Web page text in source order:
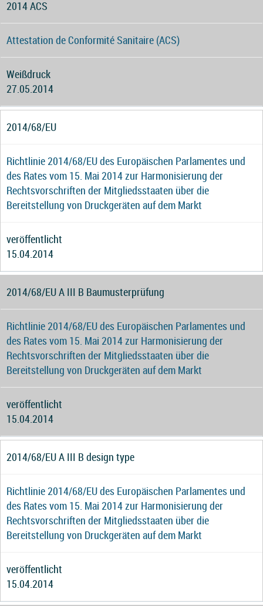
2014 ACS
Attestation de Conformité Sanitaire (ACS)
Weißdruck
27.05.2014
2014/68/EU
Richtlinie 2014/68/EU des Europäischen Parlamentes und
des Rates vom 15. Mai 2014 zur Harmonisierung der
Rechtsvorschriften der Mitgliedsstaaten über die
Bereitstellung von Druckgeräten auf dem Markt
veröffentlicht
15.04.2014
2014/68/EU A III B Baumusterprüfung
Richtlinie 2014/68/EU des Europäischen Parlamentes und
des Rates vom 15. Mai 2014 zur Harmonisierung der
Rechtsvorschriften der Mitgliedsstaaten über die
Bereitstellung von Druckgeräten auf dem Markt
veröffentlicht
15.04.2014
2014/68/EU A III B design type
Richtlinie 2014/68/EU des Europäischen Parlamentes und
des Rates vom 15. Mai 2014 zur Harmonisierung der
Rechtsvorschriften der Mitgliedsstaaten über die
Bereitstellung von Druckgeräten auf dem Markt
veröffentlicht
15.04.2014